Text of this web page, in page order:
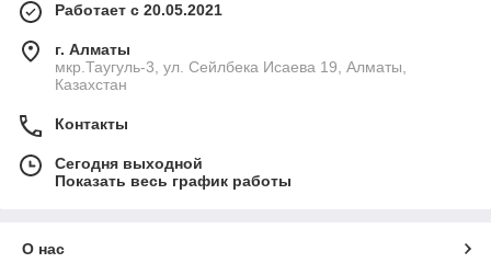
Работает с 20.05.2021
г. Алматы
мкр.Таугуль-3, ул. Сейлбека Исаева 19, Алматы,
Казахстан
Контакты
Сегодня выходной
Показать весь график работы
О нас